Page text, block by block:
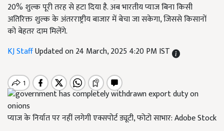
20% शुल्क पूरी तरह से हटा दिया है. अब भारतीय प्याज बिना किसी
अतिरिक्त शुल्क के अंतरराष्ट्रीय बाजार में बेचा जा सकेगा, जिससे किसानों
को बेहतर दाम मिलेंगे.
KJ StaffUpdated on 24 March, 2025 4:20 PM IST
प्याज के निर्यात पर नहीं लगेगी एक्सपोर्ट ड्यूटी, फोटो साभार: Adobe Stock